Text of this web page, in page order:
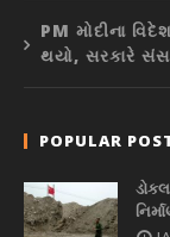
PM મોદીના
થયો, સરકારે
POPULAR